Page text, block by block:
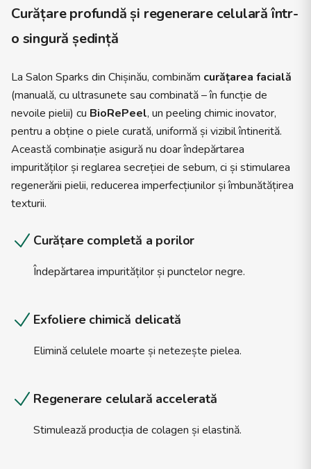
Curățare profundă și regenerare celulară într-
o singură ședință
La Salon Sparks din Chișinău, combinăm curățarea facială
(manuală, cu ultrasunete sau combinată – în funcție de
nevoile pielii) cu BioRePeel, un peeling chimic inovator,
pentru a obține o piele curată, uniformă și vizibil întinerită.
Această combinație asigură nu doar îndepărtarea
impurităților și reglarea secreției de sebum, ci și stimularea
regenerării pielii, reducerea imperfecțiunilor și îmbunătățirea
texturii.
Curățare completă a porilor
Îndepărtarea impurităților și punctelor negre.
Exfoliere chimică delicată
Elimină celulele moarte și netezește pielea.
Regenerare celulară accelerată
Stimulează producția de colagen și elastină.